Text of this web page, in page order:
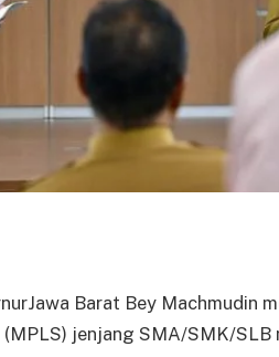
Barat Bey Machmudin
jenjang SMA/SMK/SLB